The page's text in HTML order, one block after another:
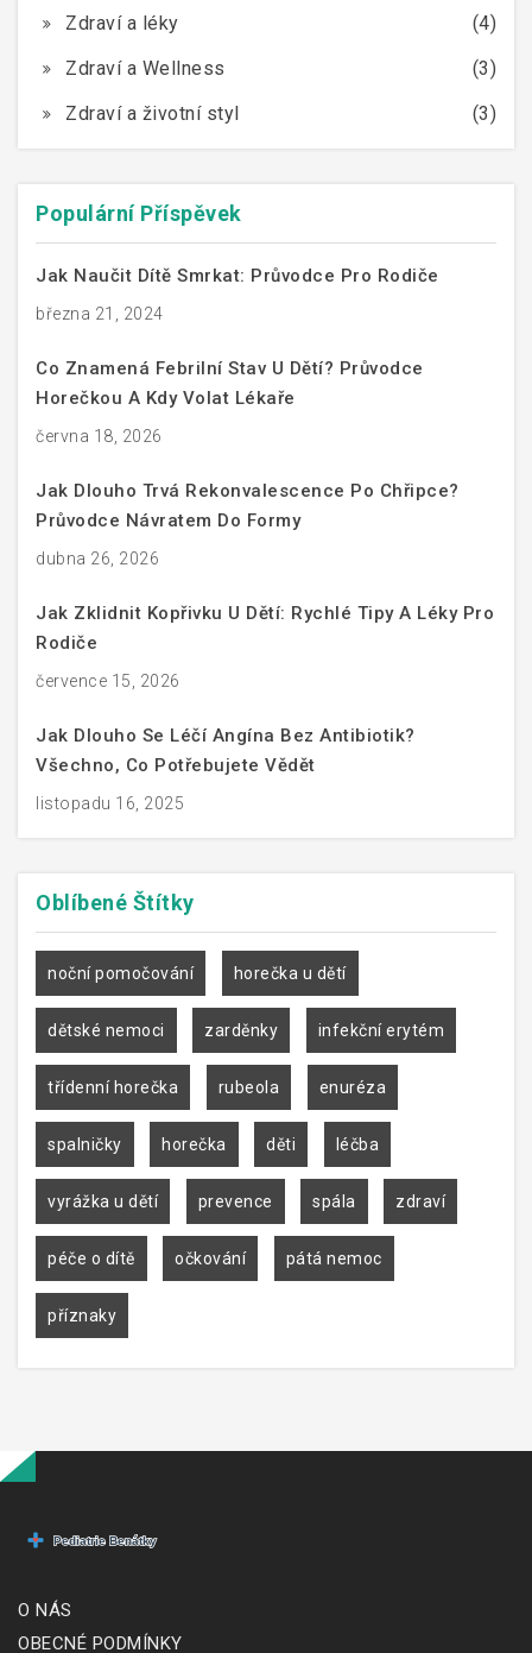
Zdraví a léky
(4)
Zdraví a Wellness
(3)
Zdraví a životní styl
(3)
Populární Příspěvek
Jak Naučit Dítě Smrkat: Průvodce Pro Rodiče
března 21, 2024
Co Znamená Febrilní Stav U Dětí? Průvodce
Horečkou A Kdy Volat Lékaře
června 18, 2026
Jak Dlouho Trvá Rekonvalescence Po Chřipce?
Průvodce Návratem Do Formy
dubna 26, 2026
Jak Zklidnit Kopřivku U Dětí: Rychlé Tipy A Léky Pro
Rodiče
července 15, 2026
Jak Dlouho Se Léčí Angína Bez Antibiotik?
Všechno, Co Potřebujete Vědět
listopadu 16, 2025
Oblíbené Štítky
noční pomočování horečka u dětí
dětské nemoci zarděnky infekční erytém
třídenní horečka rubeola enuréza
spalničky horečka děti léčba
vyrážka u dětí prevence spála zdraví
péče o dítě očkování pátá nemoc
příznaky
O NÁS
OBECNÉ PODMÍNKY